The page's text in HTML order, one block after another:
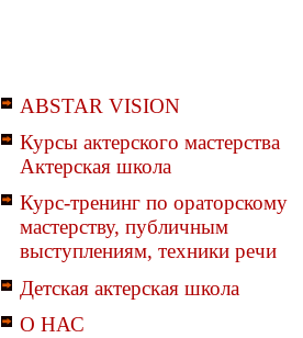
ABSTAR VISION
Курсы актерского мастерства
Актерская школа
Курс-тренинг по ораторскому
мастерству, публичным
выступлениям, техники речи
Детская актерская школа
О НАС